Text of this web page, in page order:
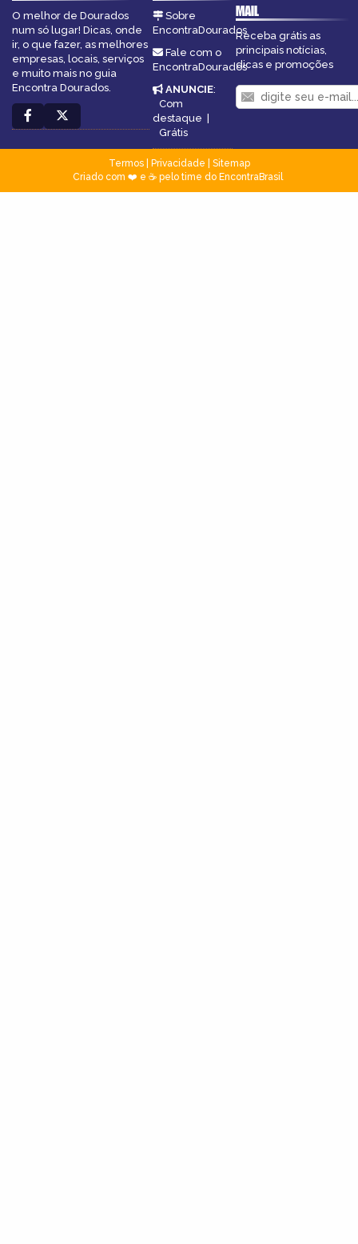
O melhor de Dourados
num só lugar! Dicas, onde
ir, o que fazer, as melhores
empresas, locais, serviços
e muito mais no guia
Encontra Dourados.
Sobre
EncontraDourados
Fale com o
EncontraDourados
ANUNCIE:
Com
destaque
Grátis
MAIL
Receba grátis as
principais notícias,
dicas e promoções
Termos| Privacidade
Sitemap
Criado com ❤️ e ☕ pelo time do EncontraBrasil